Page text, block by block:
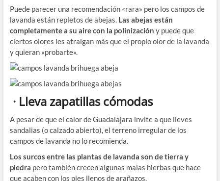
Puede parecer una recomendación «rara» pero los campos de
lavanda están repletos de abejas. Las abejas están
completamente a su aire con la polinización y puede que
ciertos olores les atraigan más que el propio olor de la lavanda
y quieran «probarte».
· Lleva zapatillas cómodas
A pesar de que el calor de Guadalajara invite a que lleves
sandalias (o calzado abierto), el terreno irregular de los
campos de lavanda no lo recomienda.
Los surcos entre las plantas de lavanda son de tierra y
piedra pero también crecen algunas malas hierbas que hace
que acaben con los pies llenos de arañazos.